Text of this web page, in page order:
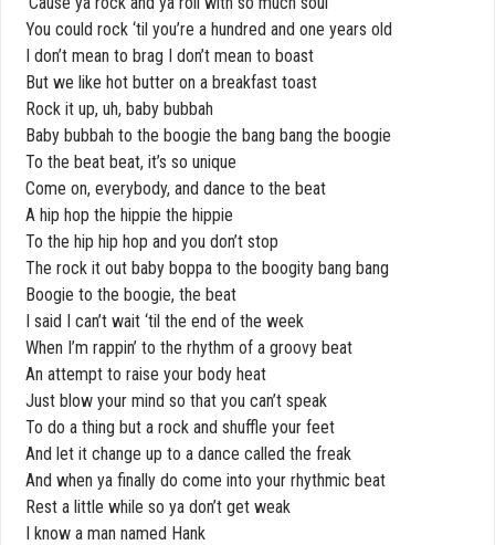
You could rock ‘til you’re a hundred and one years old
I don’t mean to brag I don’t mean to boast
But we like hot butter on a breakfast toast
Rock it up, uh, baby bubbah
Baby bubbah to the boogie the bang bang the boogie
To the beat beat, it’s so unique
Come on, everybody, and dance to the beat
A hip hop the hippie the hippie
To the hip hip hop and you don’t stop
The rock it out baby boppa to the boogity bang bang
Boogie to the boogie, the beat
I said I can’t wait ‘til the end of the week
When I’m rappin’ to the rhythm of a groovy beat
An attempt to raise your body heat
Just blow your mind so that you can’t speak
To do a thing but a rock and shuffle your feet
And let it change up to a dance called the freak
And when ya finally do come into your rhythmic beat
Rest a little while so ya don’t get weak
I know a man named Hank